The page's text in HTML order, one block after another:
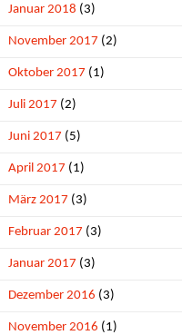
Januar 2018 (3)
November 2017 (2)
Oktober 2017 (1)
Juli 2017 (2)
Juni 2017 (5)
April 2017 (1)
März 2017 (3)
Februar 2017 (3)
Januar 2017 (3)
Dezember 2016 (3)
November 2016 (1)